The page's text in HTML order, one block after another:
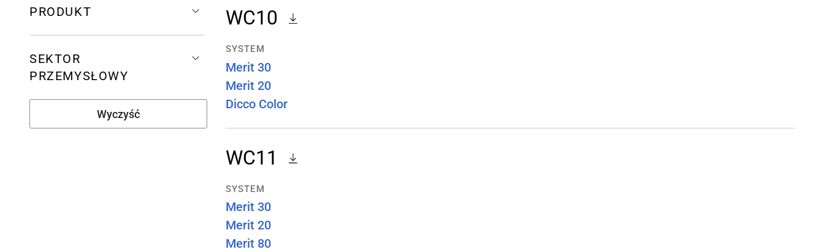
PRODUKT
SEKTOR
PRZEMYSŁOWY
Wyczyść
WC10
SYSTEM
Merit 30
Merit 20
Dicco Color
WC11
SYSTEM
Merit 30
Merit 20
Merit 80